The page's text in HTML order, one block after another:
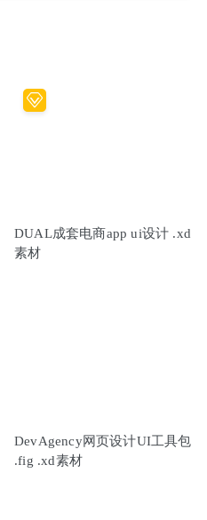
DUAL成套电商app ui设计 .xd
素材
DevAgency网页设计UI工具包
.fig .xd素材